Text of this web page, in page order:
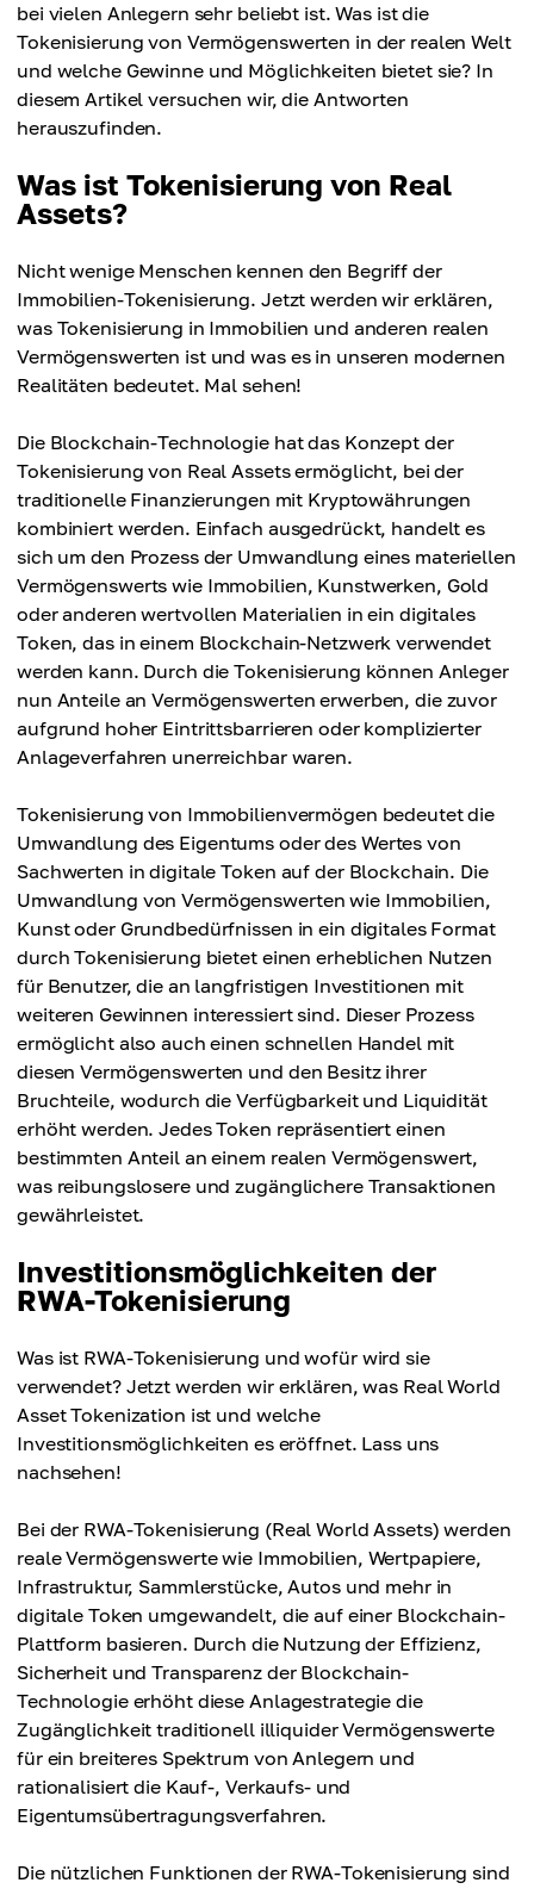
bei vielen Anlegern sehr beliebt ist. Was ist die
Tokenisierung von Vermögenswerten in der realen Welt
und welche Gewinne und Möglichkeiten bietet sie? In
diesem Artikel versuchen wir, die Antworten
herauszufinden.
Was ist Tokenisierung von Real
Assets?
Nicht wenige Menschen kennen den Begriff der
Immobilien-Tokenisierung. Jetzt werden wir erklären,
was Tokenisierung in Immobilien und anderen realen
Vermögenswerten ist und was es in unseren modernen
Realitäten bedeutet. Mal sehen!
Die Blockchain-Technologie hat das Konzept der
Tokenisierung von Real Assets ermöglicht, bei der
traditionelle Finanzierungen mit Kryptowährungen
kombiniert werden. Einfach ausgedrückt, handelt es
sich um den Prozess der Umwandlung eines materiellen
Vermögenswerts wie Immobilien, Kunstwerken, Gold
oder anderen wertvollen Materialien in ein digitales
Token, das in einem Blockchain-Netzwerk verwendet
werden kann. Durch die Tokenisierung können Anleger
nun Anteile an Vermögenswerten erwerben, die zuvor
aufgrund hoher Eintrittsbarrieren oder komplizierter
Anlageverfahren unerreichbar waren.
Tokenisierung von Immobilienvermögen bedeutet die
Umwandlung des Eigentums oder des Wertes von
Sachwerten in digitale Token auf der Blockchain. Die
Umwandlung von Vermögenswerten wie Immobilien,
Kunst oder Grundbedürfnissen in ein digitales Format
durch Tokenisierung bietet einen erheblichen Nutzen
für Benutzer, die an langfristigen Investitionen mit
weiteren Gewinnen interessiert sind. Dieser Prozess
ermöglicht also auch einen schnellen Handel mit
diesen Vermögenswerten und den Besitz ihrer
Bruchteile, wodurch die Verfügbarkeit und Liquidität
erhöht werden. Jedes Token repräsentiert einen
bestimmten Anteil an einem realen Vermögenswert,
was reibungslosere und zugänglichere Transaktionen
gewährleistet.
Investitionsmöglichkeiten der
RWA-Tokenisierung
Was ist RWA-Tokenisierung und wofür wird sie
verwendet? Jetzt werden wir erklären, was Real World
Asset Tokenization ist und welche
Investitionsmöglichkeiten es eröffnet. Lass uns
nachsehen!
Bei der RWA-Tokenisierung (Real World Assets) werden
reale Vermögenswerte wie Immobilien, Wertpapiere,
Infrastruktur, Sammlerstücke, Autos und mehr in
digitale Token umgewandelt, die auf einer Blockchain-
Plattform basieren. Durch die Nutzung der Effizienz,
Sicherheit und Transparenz der Blockchain-
Technologie erhöht diese Anlagestrategie die
Zugänglichkeit traditionell illiquider Vermögenswerte
für ein breiteres Spektrum von Anlegern und
rationalisiert die Kauf-, Verkaufs- und
Eigentumsübertragungsverfahren.
Die nützlichen Funktionen der RWA-Tokenisierung sind